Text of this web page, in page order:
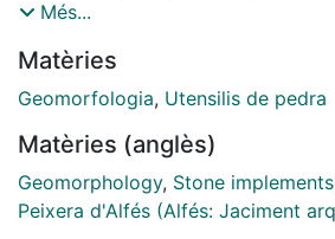
Peixera d'Alfés. Després d'una
diferenciades, la que tractara els
geomorfològics, a càrrec del Dr. J.
arqueològics, fruit de la
firmants, de la Universitat de
Més...
Matèries
Geomorfologia, Utensilis de pedra
Matèries (anglès)
Geomorphology, Stone implements
Peixera d'Alfés (Alfés: Jaciment